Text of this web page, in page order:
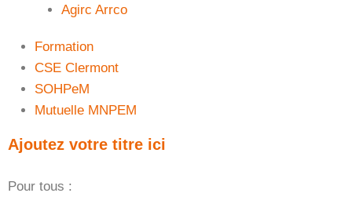
Agirc Arrco
Formation
CSE Clermont
SOHPeM
Mutuelle MNPEM
Ajoutez votre titre ici
Pour tous :